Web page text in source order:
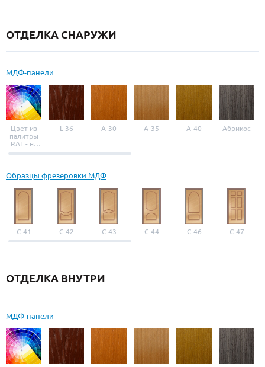
ОТДЕЛКА СНАРУЖИ
МДФ-панели
Цвет из
палитры
RAL - на
выбор
L-36 A-30 A-35 A-40 Абрикос
Образцы фрезеровки МДФ
С-41 С-42 С-43 С-44 С-46 С-47
ОТДЕЛКА ВНУТРИ
МДФ-панели